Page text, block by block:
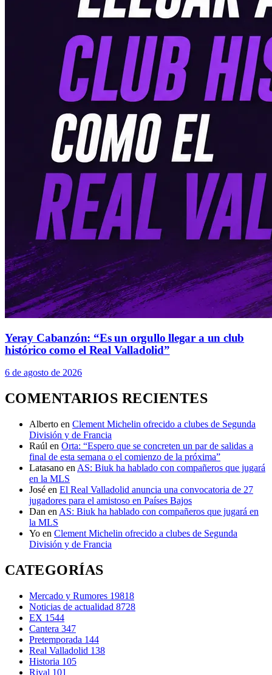
Yeray Cabanzón: “Es un orgullo llegar a un club
histórico como el Real Valladolid”
6 de agosto de 2026
COMENTARIOS RECIENTES
Alberto en Clement Michelin ofrecido a clubes de Segunda
División y de Francia
Raúl en Orta: “Espero que se concreten un par de salidas a
final de esta semana o el comienzo de la próxima”
Latasano en AS: Biuk ha hablado con compañeros que jugará
en la MLS
José en El Real Valladolid anuncia una convocatoria de 27
jugadores para el amistoso en Países Bajos
Dan en AS: Biuk ha hablado con compañeros que jugará en
la MLS
Yo en Clement Michelin ofrecido a clubes de Segunda
División y de Francia
CATEGORÍAS
Mercado y Rumores 19818
Noticias de actualidad 8728
EX 1544
Cantera 347
Pretemporada 144
Real Valladolid 138
Historia 105
Rival 101